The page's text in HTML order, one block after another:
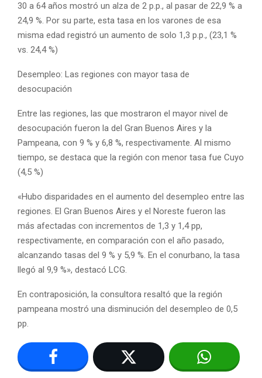
30 a 64 años mostró un alza de 2 p.p., al pasar de 22,9 % a
24,9 %. Por su parte, esta tasa en los varones de esa
misma edad registró un aumento de solo 1,3 p.p., (23,1 %
vs. 24,4 %)
Desempleo: Las regiones con mayor tasa de
desocupación
Entre las regiones, las que mostraron el mayor nivel de
desocupación fueron la del Gran Buenos Aires y la
Pampeana, con 9 % y 6,8 %, respectivamente. Al mismo
tiempo, se destaca que la región con menor tasa fue Cuyo
(4,5 %)
«Hubo disparidades en el aumento del desempleo entre las
regiones. El Gran Buenos Aires y el Noreste fueron las
más afectadas con incrementos de 1,3 y 1,4 pp,
respectivamente, en comparación con el año pasado,
alcanzando tasas del 9 % y 5,9 %. En el conurbano, la tasa
llegó al 9,9 %», destacó LCG.
En contraposición, la consultora resaltó que la región
pampeana mostró una disminución del desempleo de 0,5
pp.